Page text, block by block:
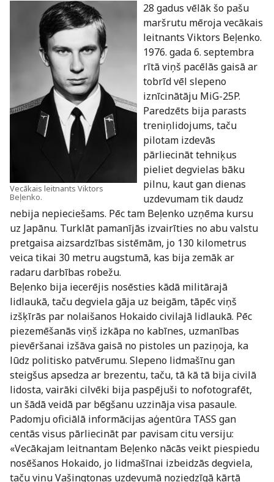
Vecākais leitnants Viktors
Beļenko.
28 gadus vēlāk šo pašu
maršrutu mēroja vecākais
leitnants Viktors Beļenko.
1976. gada 6. septembra
rītā viņš pacēlās gaisā ar
tobrīd vēl slepeno
iznīcinātāju MiG-25P.
Paredzēts bija parasts
treniņlidojums, taču
pilotam izdevās
pārliecināt tehniķus
pieliet degvielas bāku
pilnu, kaut gan dienas
uzdevumam tik daudz
nebija nepieciešams. Pēc tam Beļenko uzņēma kursu
uz Japānu. Turklāt pamanījās izvairīties no abu valstu
pretgaisa aizsardzības sistēmām, jo 130 kilometrus
veica tikai 30 metru augstumā, kas bija zemāk ar
radaru darbības robežu.
Beļenko bija iecerējis nosēsties kādā militārajā
lidlaukā, taču degviela gāja uz beigām, tāpēc viņš
izšķīrās par nolaišanos Hokaido civilajā lidlaukā. Pēc
piezemēšanās viņš izkāpa no kabīnes, uzmanības
pievēršanai izšāva gaisā no pistoles un paziņoja, ka
lūdz politisko patvērumu. Slepeno lidmašīnu gan
steigšus apsedza ar brezentu, taču, tā kā tā bija civilā
lidosta, vairāki cilvēki bija paspējuši to nofotografēt,
un šādā veidā par bēgšanu uzzināja visa pasaule.
Padomju oficiālā informācijas aģentūra TASS gan
centās visus pārliecināt par pavisam citu versiju:
«Vecākajam leitnantam Beļenko nācās veikt piespiedu
nosēšanos Hokaido, jo lidmašīnai izbeidzās degviela,
taču viņu Vašingtonas uzdevumā noziedzīgā kārtā